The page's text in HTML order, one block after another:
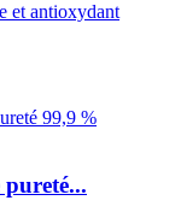
et antioxydant